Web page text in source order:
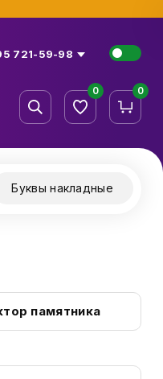
721-59-98
0 0
Буквы накладные
памятника